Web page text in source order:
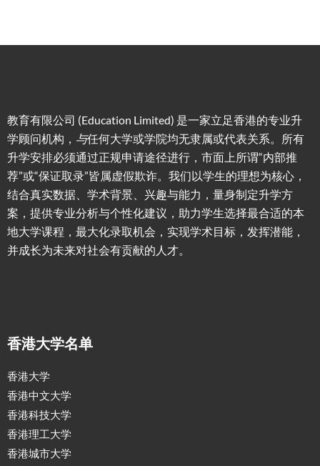
教育有限公司 (Education Limited) 是一家立足香港的专业升
学顾问机构， 与任何大学或学院均无隶属或代表关系。所有
升学安排必须通过正规申请途径进行，市面上所谓“内部推
荐”或“保证取录”皆属虚假欺诈。我们以学生的理想为核心，
结合真实数据、学术背景、兴趣与能力，量身制定升学方
案，提供专业分析与个性化建议，助力学生选择最合适的本
地大学课程，最大化录取机会，实现学术目标，发挥潜能，
并成长为未来对社会有贡献的人才。
香港大学名单
香港大学
香港中文大学
香港科技大学
香港理工大学
香港城市大学